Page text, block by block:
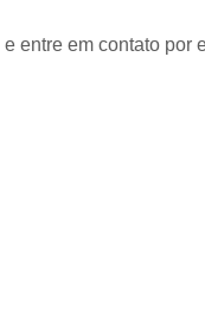
e entre em contato por